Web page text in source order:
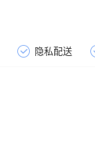
隐私配送